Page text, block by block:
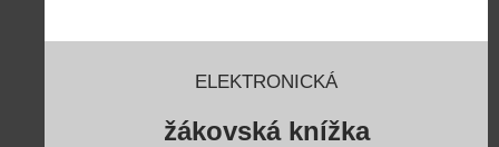
ELEKTRONICKÁ
žákovská knížka